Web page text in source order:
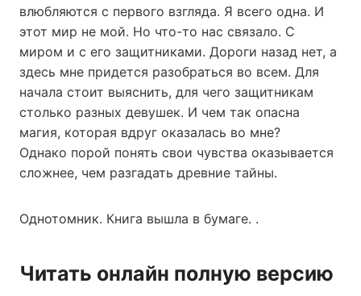
влюбляются с первого взгляда. Я всего одна. И
этот мир не мой. Но что-то нас связало. С
миром и с его защитниками. Дороги назад нет, а
здесь мне придется разобраться во всем. Для
начала стоит выяснить, для чего защитникам
столько разных девушек. И чем так опасна
магия, которая вдруг оказалась во мне?
Однако порой понять свои чувства оказывается
сложнее, чем разгадать древние тайны.
Однотомник. Книга вышла в бумаге. .
Читать онлайн полную версию